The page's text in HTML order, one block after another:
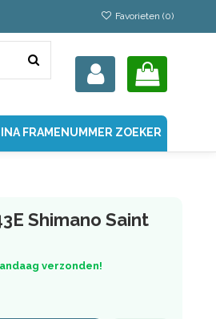
Favorieten (0)
FRAMENUMMER ZOEKER
Shimano Saint
verzonden!